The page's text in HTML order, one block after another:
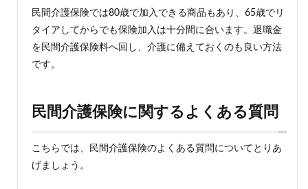
民間介護保険では80歳で加入できる商品もあり、65歳でリ
タイアしてからでも保険加入は十分間に合います。退職金
を民間介護保険料へ回し、介護に備えておくのも良い方法
です。
民間介護保険に関するよくある質問
こちらでは、民間介護保険のよくある質問についてとりあ
げましょう。